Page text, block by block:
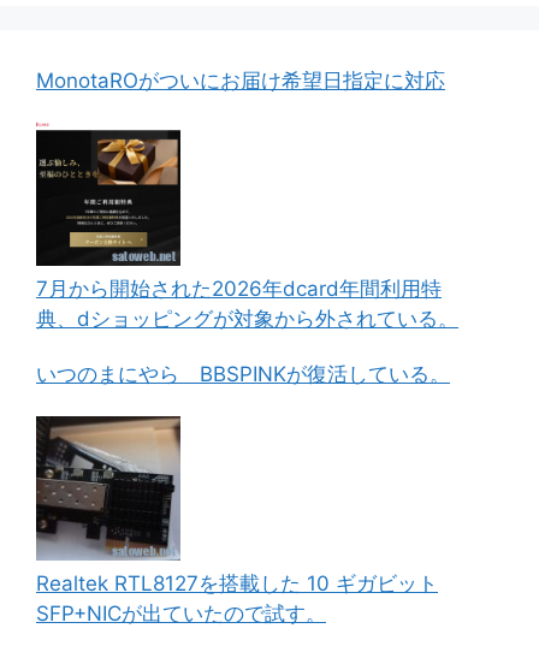
MonotaROがついにお届け希望日指定に対応
7月から開始された2026年dcard年間利用特
典、dショッピングが対象から外されている。
いつのまにやら BBSPINKが復活している。
Realtek RTL8127を搭載した 10 ギガビット
SFP+NICが出ていたので試す。